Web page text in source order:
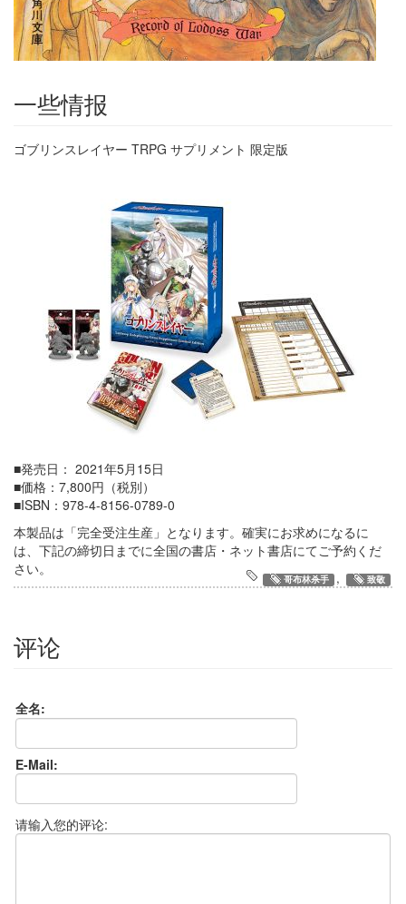
一些情报
ゴブリンスレイヤー TRPG サプリメント 限定版
■発売日： 2021年5月15日
■価格：7,800円（税別）
■ISBN：978-4-8156-0789-0
本製品は「完全受注生産」となります。確実にお求めになるに
は、下記の締切日までに全国の書店・ネット書店にてご予約くだ
さい。
哥布林杀手 , 致敬
评论
全名:
E-Mail:
请输入您的评论: